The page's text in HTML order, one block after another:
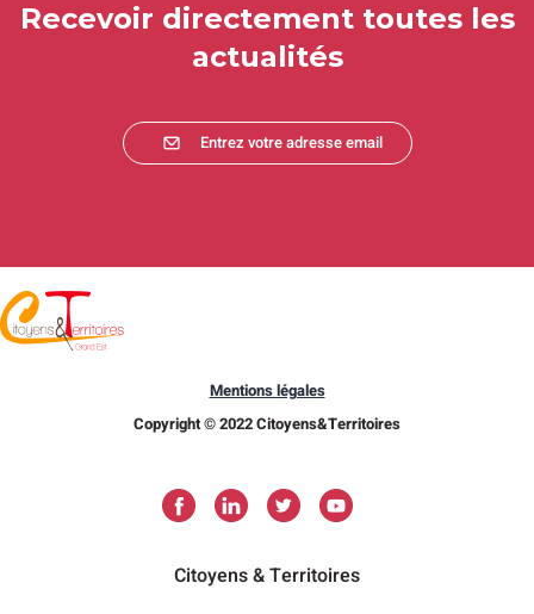
Recevoir directement toutes les
actualités
Entrez votre adresse email
Mentions légales
Copyright © 2022 Citoyens&Territoires
Citoyens & Territoires